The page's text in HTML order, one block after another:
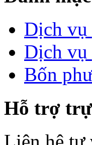
Dịch vụ
Dịch vụ
Bốn
Hỗ trợ